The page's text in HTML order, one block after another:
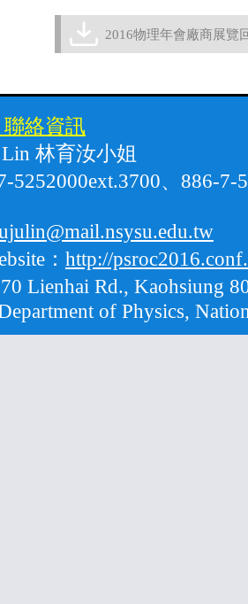
2016物理年會廠商展覽
聯絡資訊
林育汝小姐
5252000ext.3700、886-
： http://
Lienhai Rd., Kaohsiung
of Physics, National